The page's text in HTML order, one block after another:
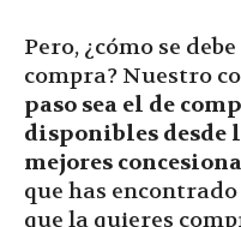
Pero, ¿cómo se
compra? Nuestro
paso sea el de
disponibles desde
mejores
que has
que la quieres